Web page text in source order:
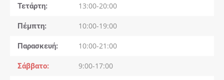
Τετάρτη 13:00-20:00
Πέμπτη 10:00-19:00
Παρασκευή 10:00-21:00
Σάββατο 9:00-17:00